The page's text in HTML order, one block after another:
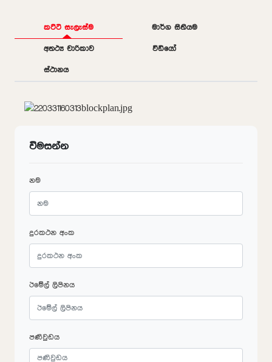
කට්ටි සැලැස්ම මාර්ග සිතියම
අතථ්‍ය චාරිකාව වීඩියෝ
ස්ථානය
විමසන්න
නම
දුරකථන අංක
ඊමේල් ලිපිනය
පණිවුඩය